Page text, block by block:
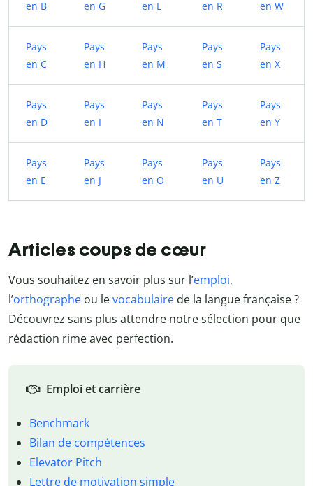
en B
en G
en L
en R
en W
Pays
en C
Pays
en H
Pays
en M
Pays
en S
Pays
en X
Pays
en D
Pays
en I
Pays
en N
Pays
en T
Pays
en Y
Pays
en E
Pays
en J
Pays
en O
Pays
en U
Pays
en Z
Articles coups de cœur
Vous souhaitez en savoir plus sur l’emploi,
l’orthographe ou levocabulaire de la langue française ?
Découvrez sans plus attendre notre sélection pour que
rédaction rime avec perfection.
Emploi et carrière
Benchmark
Bilan de compétences
Elevator Pitch
Lettre de motivation simple